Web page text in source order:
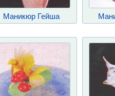
Маникюр Гейша